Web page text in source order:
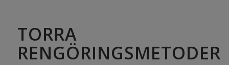
TORRA
RENGÖRINGSMETODER